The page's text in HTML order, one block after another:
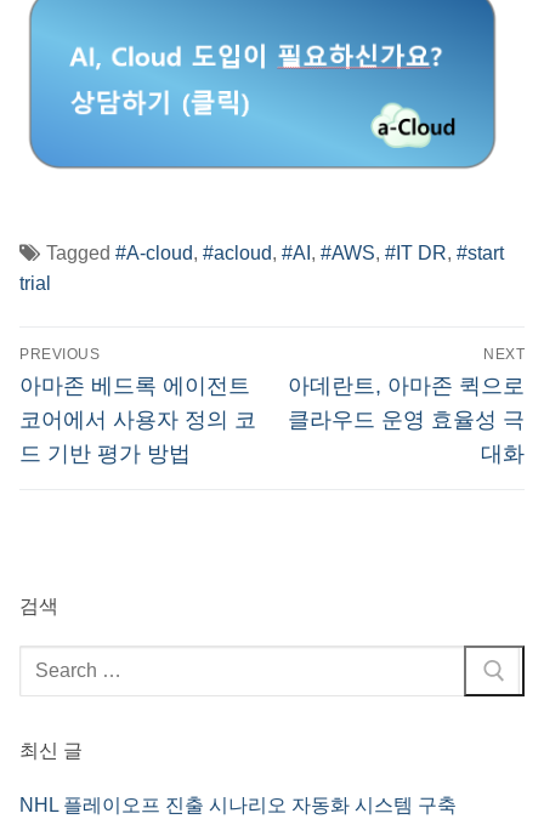
Tagged #A-cloud, #acloud, #AI , #AWS, #IT DR, #start
trial
글
탐
색
PREVIOUS
Previous
post:
아마존 베드록 에이전트
코어에서 사용자 정의 코
드 기반 평가 방법
NEXT
Next
post:
아데란트, 아마존 퀵으로
클라우드 운영 효율성 극
대화
검색
검
색
최신 글
NHL 플레이오프 진출 시나리오 자동화 시스템 구축